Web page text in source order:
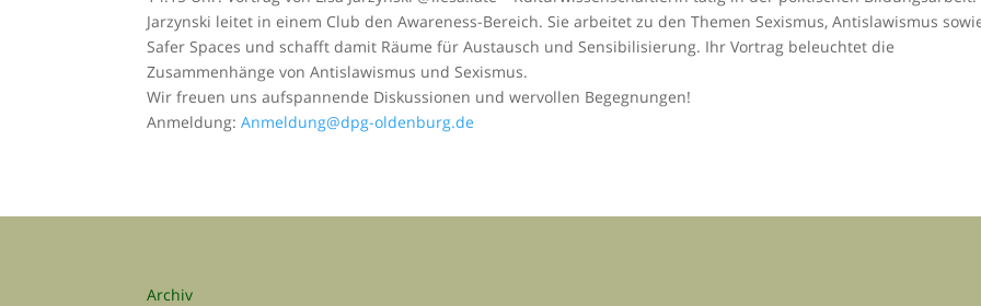
Jarzynski leitet in einem Club den Awareness-Bereich. Sie arbeitet zu den Themen Sexismus, Antislawismus
Safer Spaces und schafft damit Räume für Austausch und Sensibilisierung. Ihr Vortrag beleuchtet die
Zusammenhänge von Antislawismus und Sexismus.
Wir freuen uns aufspannende Diskussionen und wervollen Begegnungen!
Anmeldung:Anmeldung@dpg-oldenburg.de
Archiv